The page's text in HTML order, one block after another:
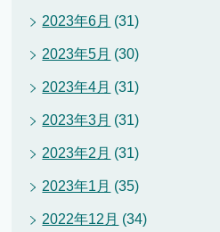
2023年6月 (31)
2023年5月 (30)
2023年4月 (31)
2023年3月 (31)
2023年2月 (31)
2023年1月 (35)
2022年12月 (34)